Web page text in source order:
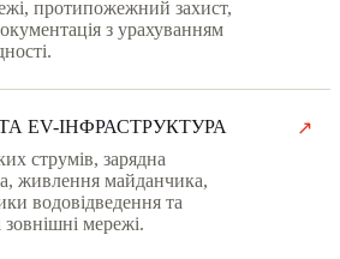
протипожежний захист,
з урахуванням
EV-ІНФРАСТРУКТУРА
струмів, зарядна
живлення майданчика,
водовідведення та
мережі.
↗